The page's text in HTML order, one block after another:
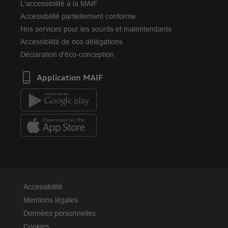
L'accessibilité à la MAIF
Accessibilité partiellement conforme
Nos services pour les sourds et malentendants
Accessibilité de nos délégations
Déclaration d'éco-conception
Application MAIF
Accessibilité
Mentions légales
Données personnelles
Cookies